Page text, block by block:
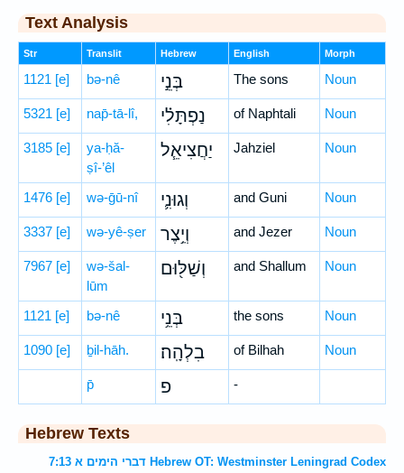
Text Analysis
Str Translit Hebrew English Morph
1121 [e] bə-nê בְּנֵ֣י The sons Noun
5321 [e] nap̄-tā-lî, נַפְתָּלִ֗י of Naphtali Noun
3185 [e]
ya-ḥă-
ṣî-’êl
יַחֲצִיאֵ֧ל Jahziel Noun
1476 [e] wə-ḡū-nî וְגוּנִ֛י and Guni Noun
3337 [e] wə-yê-ṣer וְיֵ֥צֶר and Jezer Noun
7967 [e]
wə-šal-
lūm
וְשַׁלּ֖וּם and Shallum Noun
1121 [e] bə-nê בְּנֵ֥י the sons Noun
1090 [e] ḇil-hāh. בִלְהָֽה׃ of Bilhah Noun
p̄ פ -
Hebrew Texts
דברי הימים א 7:13 Hebrew OT: Westminster Leningrad Codex